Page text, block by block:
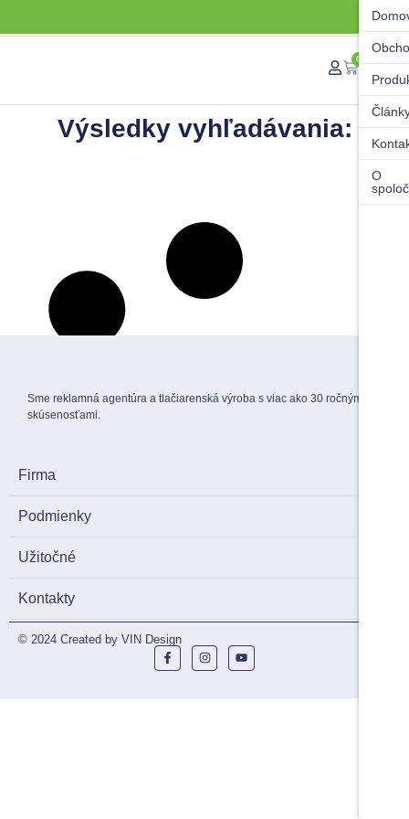
0
O
Výsledky vyhľadávania:
Sme reklamná agentúra a tlačiarenská výroba s viac ako 30 ročnými
skúsenosťami.
Firma
Podmienky
Užitočné
Kontakty
© 2024 Created by VIN Design